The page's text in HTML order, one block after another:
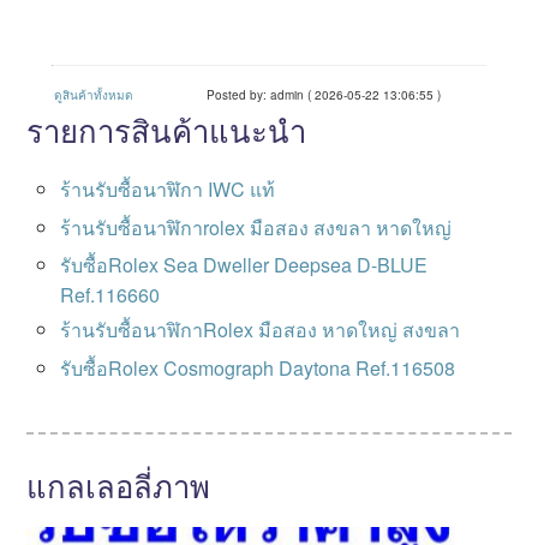
ดูสินค้าทั้งหมด Posted by: admin ( 2026-05-22 13:06:55 )
รายการสินค้าแนะนำ
ร้านรับซื้อนาฬิกา IWC แท้
ร้านรับซื้อนาฬิกาrolex มือสอง สงขลา หาดใหญ่
รับซื้อRolex Sea Dweller Deepsea D-BLUE
Ref.116660
ร้านรับซื้อนาฬิกาRolex มือสอง หาดใหญ่ สงขลา
รับซื้อRolex Cosmograph Daytona Ref.116508
แกลเลอลี่ภาพ